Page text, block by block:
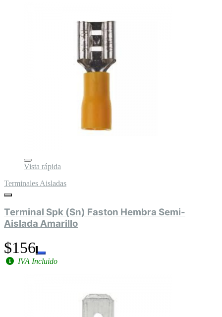
Vista rápida
Terminales Aisladas
Terminal Spk (Sn) Faston Hembra Semi-
Aislada Amarillo
$156
IVA Incluido